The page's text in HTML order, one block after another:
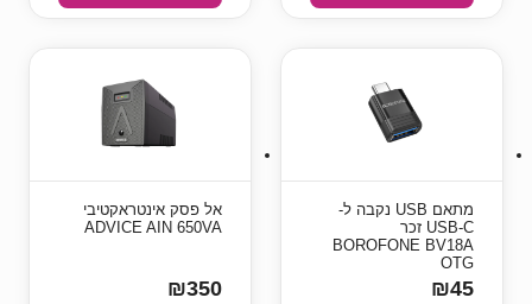
מתאם USB נקבה ל-
USB-C זכר
BOROFONE BV18A
OTG
₪45
אל פסק אינטראקטיבי
ADVICE AIN 650VA
₪350